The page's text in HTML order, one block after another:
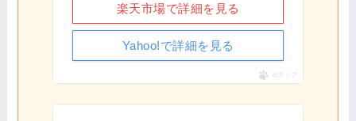
楽天市場で詳細を見る
Yahoo!で詳細を見る
ポチップ